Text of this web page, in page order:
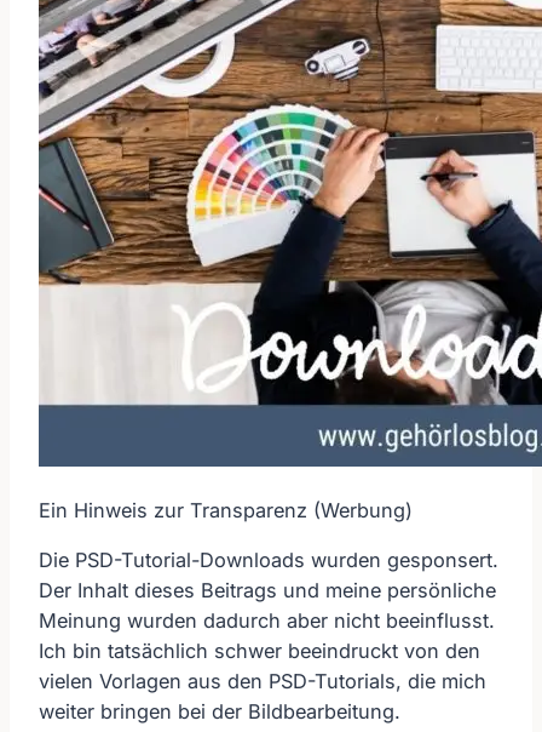
Ein Hinweis zur Transparenz (Werbung)
Die PSD-Tutorial-Downloads wurden gesponsert.
Der Inhalt dieses Beitrags und meine persönliche
Meinung wurden dadurch aber nicht beeinflusst.
Ich bin tatsächlich schwer beeindruckt von den
vielen Vorlagen aus den PSD-Tutorials, die mich
weiter bringen bei der Bildbearbeitung.